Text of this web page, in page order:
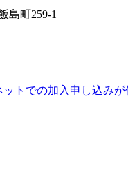
島町259-1